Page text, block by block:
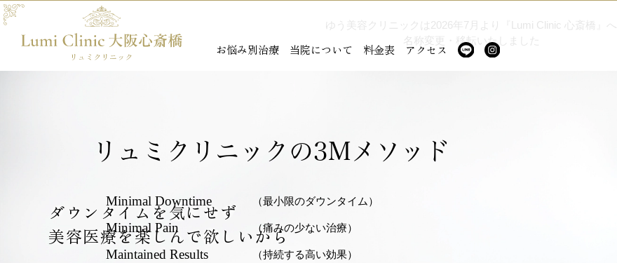
お悩み別治療 当院について 料金表 アクセス
ダウンタイムを気にせず
美容医療を楽しんで欲しいから
ダウンタイムを気にせず
美容医療を楽しんで欲しいから
ゆう美容クリニックは2026年7月より『Lumi Clinic 心斎橋』へ
名称変更・移転いたしました
リュミクリニックの3Mメソッド
Minimal Downtime （最小限のダウンタイム）
Minimal Pain （痛みの少ない治療）
Maintained Results （持続する高い効果）